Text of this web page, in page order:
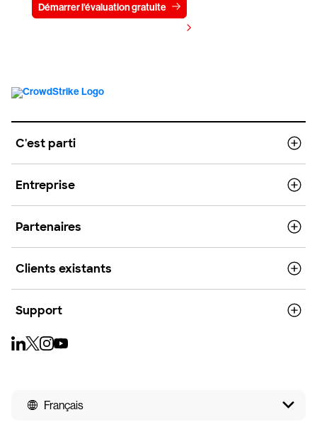
Démarrer l'évaluation gratuite
C'est parti
Entreprise
Partenaires
Clients existants
Support
Français